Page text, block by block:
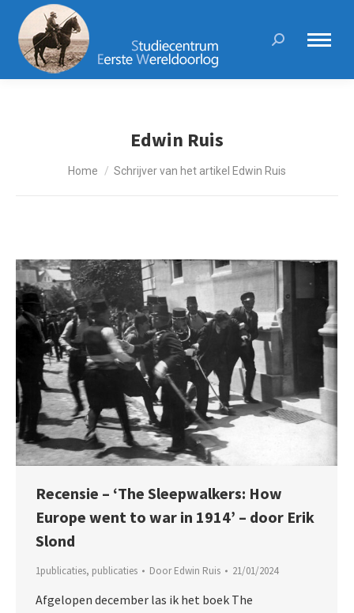
Search:
Edwin Ruis
Je bent hier:
Home Schrijver van het artikel Edwin Ruis
Recensie – ‘The Sleepwalkers: How
Europe went to war in 1914’ – door Erik
Slond
1publicaties, publicaties DoorEdwin Ruis 21/01/2024
Afgelopen december las ik het boek The